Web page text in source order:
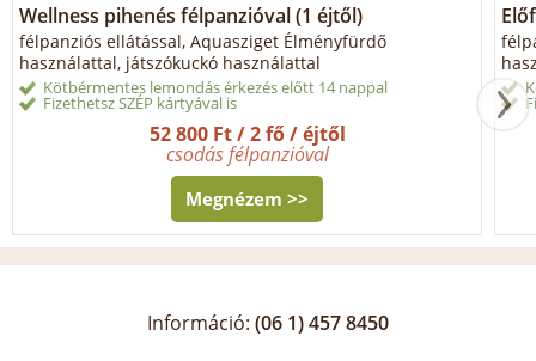
Wellness pihenés félpanzióval (1 éjtől)
félpanziós ellátással, Aquasziget Élményfürdő
használattal, játszókuckó használattal
Kötbérmentes lemondás érkezés előtt 14 nappal
Fizethetsz SZÉP kártyával is
52 800 Ft / 2 fő / éjtől
csodás félpanzióval
Megnézem >>
Információ: (06 1) 457 8450